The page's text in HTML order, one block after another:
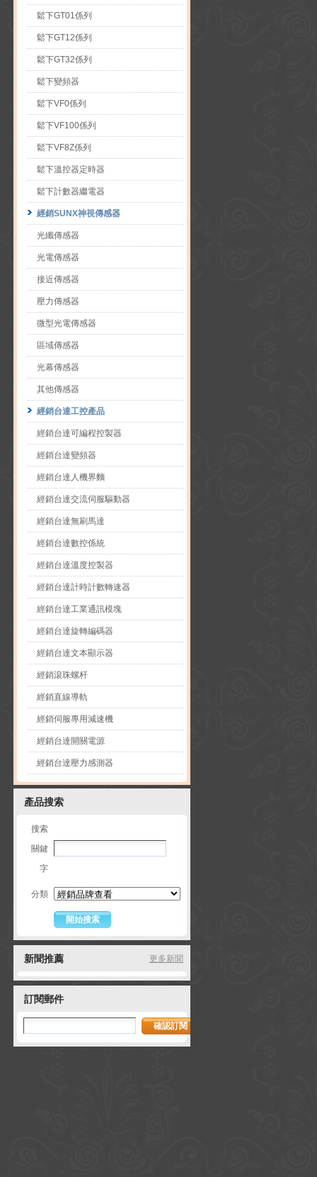
鬆下GT01係列
鬆下GT12係列
鬆下GT32係列
鬆下變頻器
鬆下VF0係列
鬆下VF100係列
鬆下VF8Z係列
鬆下溫控器定時器
鬆下計數器繼電器
經銷SUNX神視傳感器
光纖傳感器
光電傳感器
接近傳感器
壓力傳感器
微型光電傳感器
區域傳感器
光幕傳感器
其他傳感器
經銷台達工控產品
經銷台達可編程控製器
經銷台達變頻器
經銷台達人機界麵
經銷台達交流伺服驅動器
經銷台達無刷馬達
經銷台達數控係統
經銷台達溫度控製器
經銷台達計時計數轉速器
經銷台達工業通訊模塊
經銷台達旋轉編碼器
經銷台達文本顯示器
經銷滾珠螺杆
經銷直線導軌
經銷伺服專用減速機
經銷台達開關電源
經銷台達壓力感測器
產品搜索
搜索
關鍵
字
分類
新聞推薦 更多新聞
訂閱郵件